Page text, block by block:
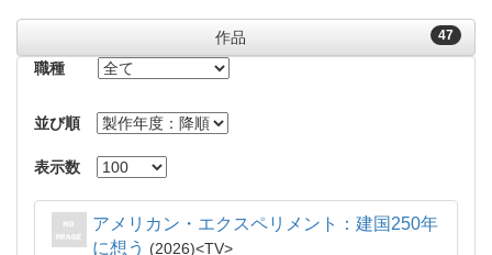
47
作品
職種
並び順
表示数
アメリカン・エクスペリメント：建国250年
に想う
2026
TV